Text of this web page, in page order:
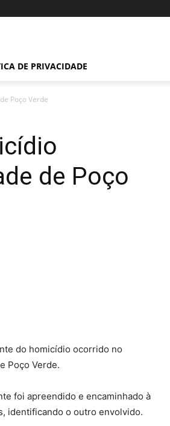
DE PRIVACIDADE
Poço Verde
de Poço
do homicídio ocorrido no
Poço Verde.
foi apreendido e encaminhado à
identificando o outro envolvido.